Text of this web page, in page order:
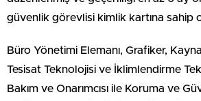
güvenlik görevlisi kimlik kartına sahip
Büro Yönetimi Elemanı, Grafiker,
Tesisat Teknolojisi ve İklimlendirme
Bakım ve Onarımcısı ile Koruma ve